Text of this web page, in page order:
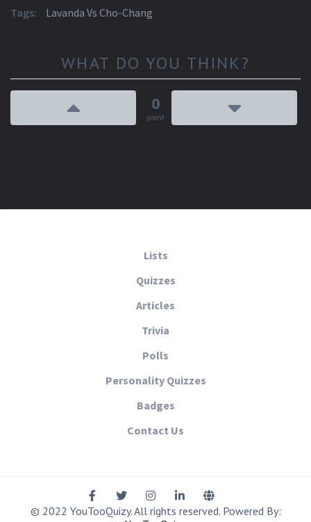
Tags: Lavanda Vs Cho-Chang
WHAT DO YOU THINK?
0
point
Lists
Quizzes
Articles
Trivia
Polls
Personality Quizzes
Badges
Contact Us
© 2022 YouTooQuizy. All rights reserved. Powered By: